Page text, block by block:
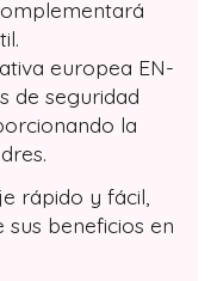
europea EN-
de seguridad
la
rápido y fácil,
beneficios en